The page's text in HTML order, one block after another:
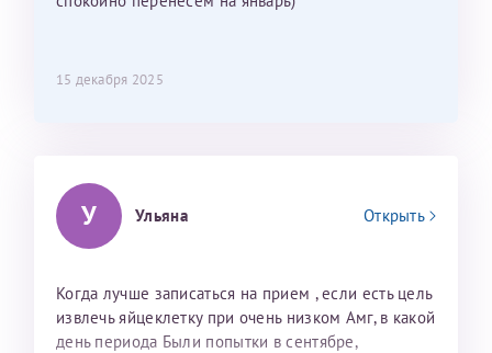
15 декабря 2025
У Ульяна Открыть
Когда лучше записаться на прием , если есть цель
извлечь яйцеклетку при очень низком Амг, в какой
день периода Были попытки в сентябре,